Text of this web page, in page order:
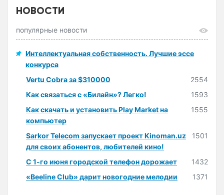
НОВОСТИ
популярные новости
Интеллектуальная собственность. Лучшие эссе
конкурса
Vertu Cobra за $310000
2554
Как связаться с «Билайн»? Легко!
1593
Как скачать и установить Play Market на
компьютер
1555
Sarkor Telecom запускает проект Kinoman.uz
для своих абонентов, любителей кино!
1501
С 1-го июня городской телефон дорожает
1432
«Beeline Club» дарит новогодние мелодии
1371